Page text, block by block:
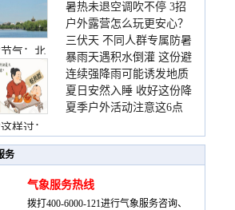
气：北
样过：
着急 先清暑再防燥
暑热未退空调吹不停 3招
护住肩颈不酸痛
户外露营怎么玩更安心？
这份攻略请收好
三伏天 不同人群专属防暑
要点请收好
暴雨天遇积水倒灌 这份避
险提示请收好
连续强降雨可能诱发地质
灾害 这些前兆要知道
夏日安然入睡 收好这份降
温小贴士
夏季户外活动注意这6点
务
气象服务热线
拨打400-6000-121进行气象服务咨询、